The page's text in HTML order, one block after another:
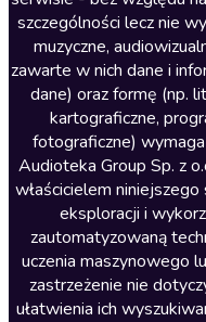
Literatura obyczajowa
Literatura piękna obca
Literatura piękna polska
Nagrania relaksacyjne
Nauka języków
Nauki humanistyczne
Podcasty i audycje
Polityka
szczególności lecz nie
muzyczne,
zawarte w nich dane i
dane) oraz formę (np.
kartograficzne,
fotograficzne)
Audioteka Group Sp. z
właścicielem
eksploracji i
zautomatyzowaną
uczenia maszynowego
zastrzeżenie nie
ułatwienia ich